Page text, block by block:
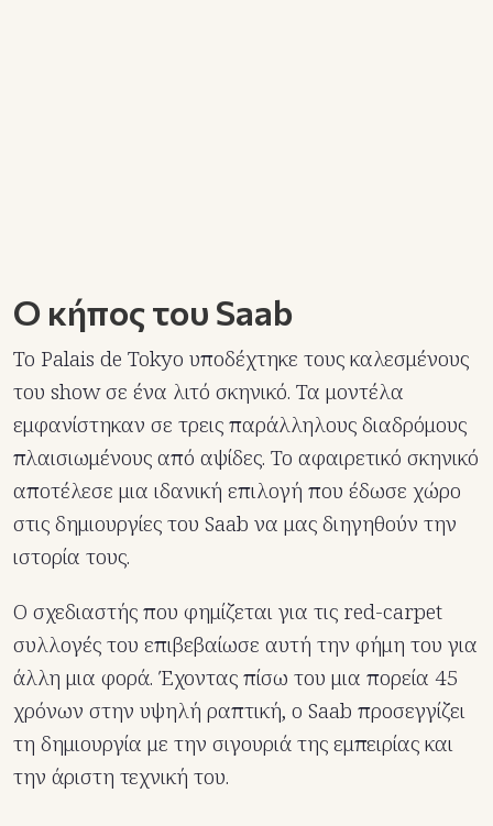
Ο κήπος του Saab
Το Palais de Tokyo υποδέχτηκε τους καλεσμένους
του show σε ένα λιτό σκηνικό. Τα μοντέλα
εμφανίστηκαν σε τρεις παράλληλους διαδρόμους
πλαισιωμένους από αψίδες. Το αφαιρετικό σκηνικό
αποτέλεσε μια ιδανική επιλογή που έδωσε χώρο
στις δημιουργίες του Saab να μας διηγηθούν την
ιστορία τους.
Ο σχεδιαστής που φημίζεται για τις red-carpet
συλλογές του επιβεβαίωσε αυτή την φήμη του για
άλλη μια φορά. Έχοντας πίσω του μια πορεία 45
χρόνων στην υψηλή ραπτική, ο Saab προσεγγίζει
τη δημιουργία με την σιγουριά της εμπειρίας και
την άριστη τεχνική του.